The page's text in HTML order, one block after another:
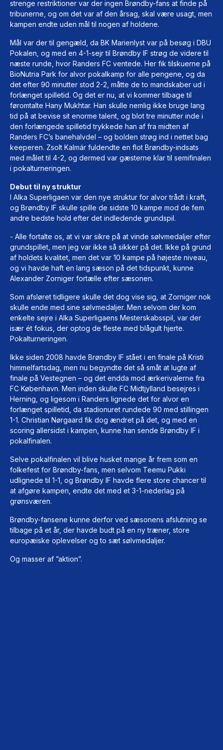
strenge restriktioner var der ingen Brøndby-fans at finde på
tribunerne, og om det var af den årsag, skal være usagt, men
kampen endte uden mål til nogen af holdene.
Mål var der til gengæld, da BK Marienlyst var på besøg i DBU
Pokalen, og med en 4-1-sejr til Brøndby IF strøg de videre til
næste runde, hvor Randers FC ventede. Her fik tilskuerne på
BioNutria Park for alvor pokalkamp for alle pengene, og da
det efter 90 minutter stod 2-2, måtte de to mandskaber ud i
forlænget spilletid. Og det er nu, at vi kommer tilbage til
føromtalte Hany Mukhtar. Han skulle nemlig ikke bruge lang
tid på at bevise sit enorme talent, og blot tre minutter inde i
den forlængede spilletid trykkede han af fra midten af
Randers FC’s banehalvdel – og bolden strøg ind i nettet bag
keeperen. Zsolt Kalmár fuldendte en flot Brøndby-indsats
med målet til 4-2, og dermed var gæsterne klar til semifinalen
i pokalturneringen.
Debut til ny struktur
I Alka Superligaen var den nye struktur for alvor trådt i kraft,
og Brøndby IF skulle spille de sidste 10 kampe mod de fem
andre bedste hold efter det indledende grundspil.
- Alle fortalte os, at vi var sikre på at vinde sølvmedaljer efter
grundspillet, men jeg var ikke så sikker på det. Ikke på grund
af holdets kvalitet, men det var 10 kampe på højeste niveau,
og vi havde haft en lang sæson på det tidspunkt, kunne
Alexander Zorniger fortælle efter sæsonen.
Som afsløret tidligere skulle det dog vise sig, at Zorniger nok
skulle ende med sine sølvmedaljer. Men selvom der kom
enkelte sejre i Alka Superligaens Mesterskabsspil, var der
især ét fokus, der optog de fleste med blågult hjerte.
Pokalturneringen.
Ikke siden 2008 havde Brøndby IF stået i en finale på Kristi
himmelfartsdag, men nu begyndte det så småt at lugte af
finale på Vestegnen – og det endda mod ærkerivalerne fra
FC København. Men inden skulle FC Midtjylland besejres i
Herning, og ligesom i Randers lignede det for alvor en
forlænget spilletid, da stadionuret rundede 90 med stillingen
1-1. Christian Nørgaard fik dog ændret på det, og med en
scoring allersidst i kampen, kunne han sende Brøndby IF i
pokalfinalen.
Selve pokalfinalen vil blive husket mange år frem som en
folkefest for Brøndby-fans, men selvom Teemu Pukki
udlignede til 1-1, og Brøndby IF havde flere store chancer til
at afgøre kampen, endte det med et 3-1-nederlag på
grønsværen.
Brøndby-fansene kunne derfor ved sæsonens afslutning se
tilbage på et år, der havde budt på en ny træner, store
europæiske oplevelser og to sæt sølvmedaljer.
Og masser af ”aktion”.